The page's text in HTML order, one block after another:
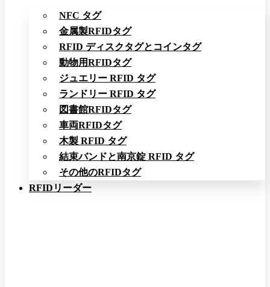
NFC タグ
金属製RFIDタグ
RFID ディスクタグとコインタグ
動物用RFIDタグ
ジュエリー RFID タグ
ランドリー RFID タグ
図書館RFIDタグ
車両RFIDタグ
木製 RFID タグ
結束バンドと南京錠 RFID タグ
その他のRFIDタグ
RFIDリーダー